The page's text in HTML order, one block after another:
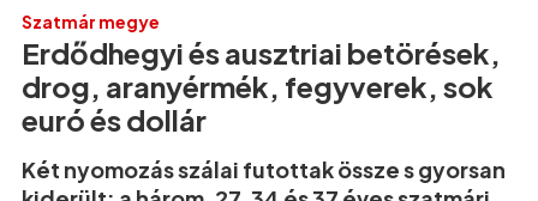
Szatmár megye
Erdődhegyi és ausztriai betörések,
drog, aranyérmék, fegyverek, sok
euró és dollár
Két nyomozás szálai futottak össze s gyorsan